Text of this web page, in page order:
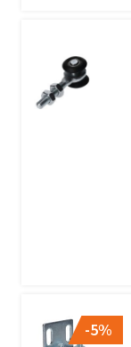
-5%